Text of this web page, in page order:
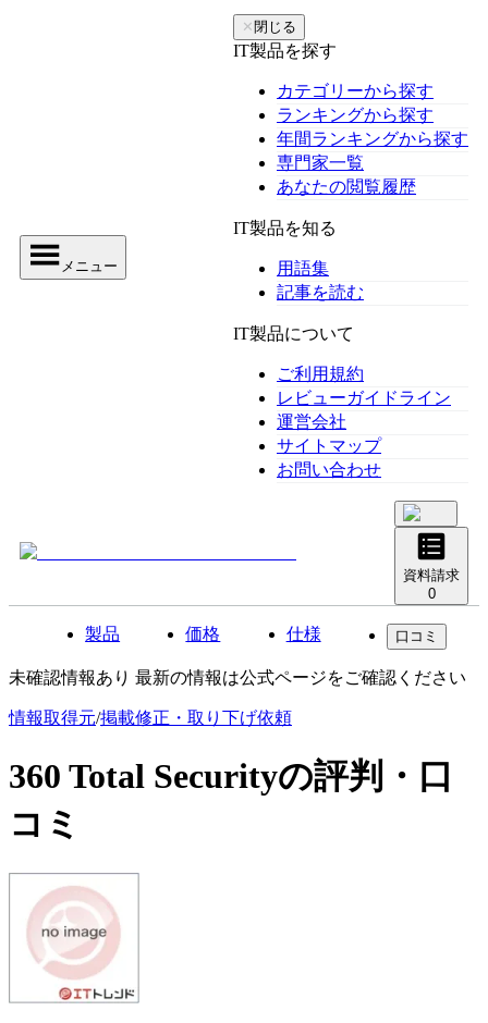
メニュー
✕ 閉じる
IT製品を探す
カテゴリーから探す
ランキングから探す
年間ランキングから探す
専門家一覧
あなたの閲覧履歴
IT製品を知る
用語集
記事を読む
IT製品について
ご利用規約
レビューガイドライン
運営会社
サイトマップ
お問い合わせ
資料請求
0
製品 価格 仕様 口コミ
未確認情報あり 最新の情報は公式ページをご確認ください
情報取得元/掲載修正・取り下げ依頼
360 Total Securityの評判・口
コミ